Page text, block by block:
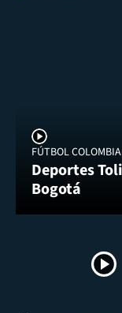
FÚTBOL
Deportes
Bogotá